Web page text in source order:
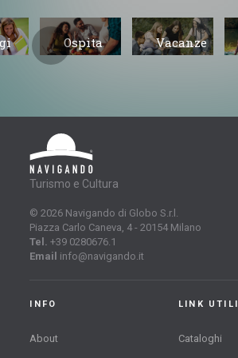
e
Ospita
uno
Vacanze
studio di
Turismo e Cultura
© 2026 Navigando di Globo S.r.l.
Piazza Carlo Caneva, 4 - 20154 Milano
Tel.+39 0280676.1
Email info@navigando.it
INFO
About
LINK UTILI
Cataloghi